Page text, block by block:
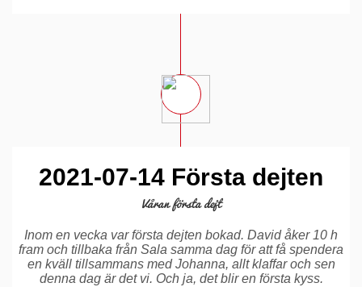
2021-07-14 Första dejten
Våran första dejt
Inom en vecka var första dejten bokad. David åker 10 h
fram och tillbaka från Sala samma dag för att få spendera
en kväll tillsammans med Johanna, allt klaffar och sen
denna dag är det vi. Och ja, det blir en första kyss.